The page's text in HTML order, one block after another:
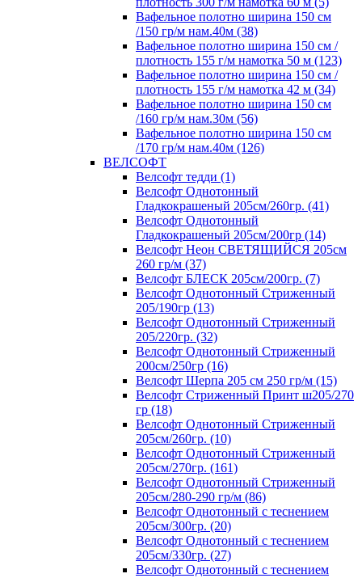
Вафельное полотно ширина 150 см
/150 гр/м нам.40м (38)
Вафельное полотно ширина 150 см /
плотность 155 г/м намотка 50 м (123)
Вафельное полотно ширина 150 см /
плотность 155 г/м намотка 42 м (34)
Вафельное полотно ширина 150 см
/160 гр/м нам.30м (56)
Вафельное полотно ширина 150 см
/170 гр/м нам.40м (126)
ВЕЛСОФТ
Велсофт тедди (1)
Велсофт Однотонный
Гладкокрашеный 205см/260гр. (41)
Велсофт Однотонный
Гладкокрашеный 205см/200гр (14)
Велсофт Неон СВЕТЯЩИЙСЯ 205см
260 гр/м (37)
Велсофт БЛЕСК 205см/200гр. (7)
Велсофт Однотонный Стриженный
205/190гр (13)
Велсофт Однотонный Стриженный
205/220гр. (32)
Велсофт Однотонный Стриженный
200см/250гр (16)
Велсофт Шерпа 205 см 250 гр/м (15)
Велсофт Стриженный Принт ш205/270
гр (18)
Велсофт Однотонный Стриженный
205см/260гр. (10)
Велсофт Однотонный Стриженный
205см/270гр. (161)
Велсофт Однотонный Стриженный
205см/280-290 гр/м (86)
Велсофт Однотонный с теснением
205см/300гр. (20)
Велсофт Однотонный с теснением
205см/330гр. (27)
Велсофт Однотонный с теснением